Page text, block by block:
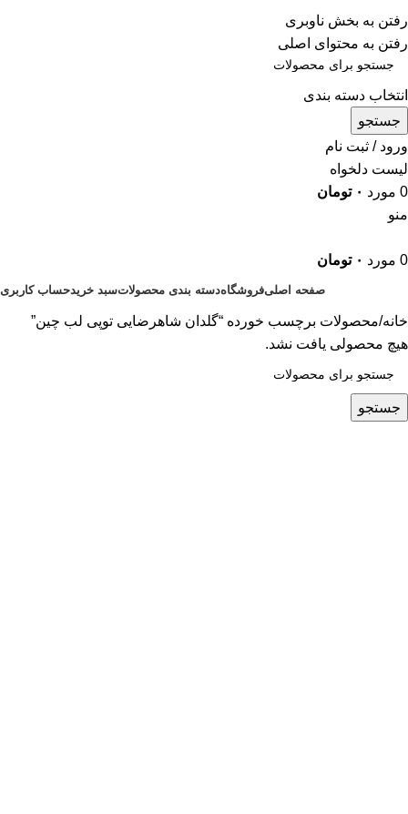
رفتن به بخش ناوبری
رفتن به محتوای اصلی
ADD ANYTHING HERE OR JUST REMOVE IT…
انتخاب دسته بندی
جستجو
ورود / ثبت نام
لیست دلخواه
0 مورد ۰ تومان
منو
0 مورد ۰ تومان
صفحه اصلیفروشگاهدسته بندی محصولاتسبد خریدحساب کاربری
خانه محصولات برچسب خورده “گلدان شاهرضایی توپی لب چین”
هیچ محصولی یافت نشد.
جستجو